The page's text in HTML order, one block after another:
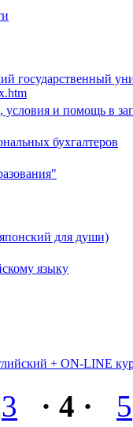
государственный
условия и помощь в
бухгалтеров
для души)
языку
+ ON-LINE
3 · 4 · 5